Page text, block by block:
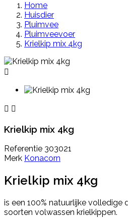
Home
Huisdier
Pluimvee
Pluimveevoer
Krielkip mix 4kg

 
Krielkip mix 4kg
Referentie 303021
Merk Konacorn
Krielkip mix 4kg
is een 100% natuurlijke volledige
soorten volwassen krielkippen.